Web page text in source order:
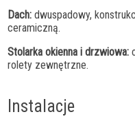
Dach:dwuspadowy,
ceramiczną.
Stolarka okienna i drzwiowa:
rolety zewnętrzne.
Instalacje